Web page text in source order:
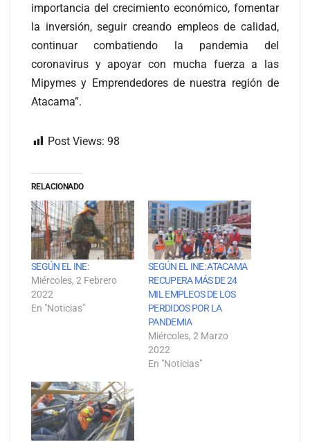
importancia del crecimiento económico, fomentar
la inversión, seguir creando empleos de calidad,
continuar combatiendo la pandemia del
coronavirus y apoyar con mucha fuerza a las
Mipymes y Emprendedores de nuestra región de
Atacama”.
Post Views: 98
RELACIONADO
SEGÚN EL INE:
Miércoles, 2 Febrero
2022
En "Noticias"
SEGÚN EL INE: ATACAMA
RECUPERA MÁS DE 24
MIL EMPLEOS DE LOS
PERDIDOS POR LA
PANDEMIA
Miércoles, 2 Marzo
2022
En "Noticias"